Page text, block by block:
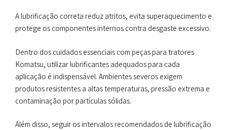
A lubrificação correta reduz atritos, evita superaquecimento e
protege os componentes internos contra desgaste excessivo.
Dentro dos cuidados essenciais com peças para tratores
Komatsu, utilizar lubrificantes adequados para cada
aplicação é indispensável. Ambientes severos exigem
produtos resistentes a altas temperaturas, pressão extrema e
contaminação por partículas sólidas.
Além disso, seguir os intervalos recomendados de lubrificação